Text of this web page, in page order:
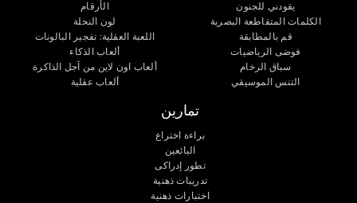
يقودني للجنون
الكلمات المتقاطعة البصرية
قم بالمطابقة
فوضى الرياضيات
سباق الرخام
التنس الموسيقي
الأرقام
لون النحلة
اللعبة العقلية: تفجير البالونات
ألعاب الذكاء
ألعاب اون لاين من آجل الذاكرة
ألعاب عقلية
تمارين
براءة اختراع
البائعين
تطور إدراكى
تدريبات ذهنية
اختبارات ذهنية